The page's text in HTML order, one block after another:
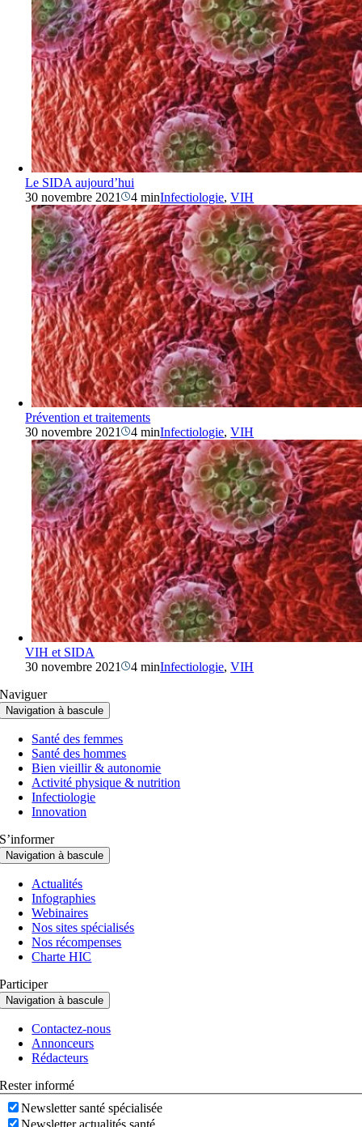
Le SIDA aujourd’hui
30 novembre 2021
4 minInfectiologie,VIH
Prévention et traitements
30 novembre 2021
4 minInfectiologie,VIH
VIH et SIDA
30 novembre 2021
4 minInfectiologie,VIH
Naviguer
Navigation à bascule
Santé des femmes
Santé des hommes
Bien vieillir & autonomie
Activité physique & nutrition
Infectiologie
Innovation
S’informer
Navigation à bascule
Actualités
Infographies
Webinaires
Nos sites spécialisés
Nos récompenses
Charte HIC
Participer
Navigation à bascule
Contactez-nous
Annonceurs
Rédacteurs
Rester informé
Newsletter santé spécialisée
Newsletter actualités santé